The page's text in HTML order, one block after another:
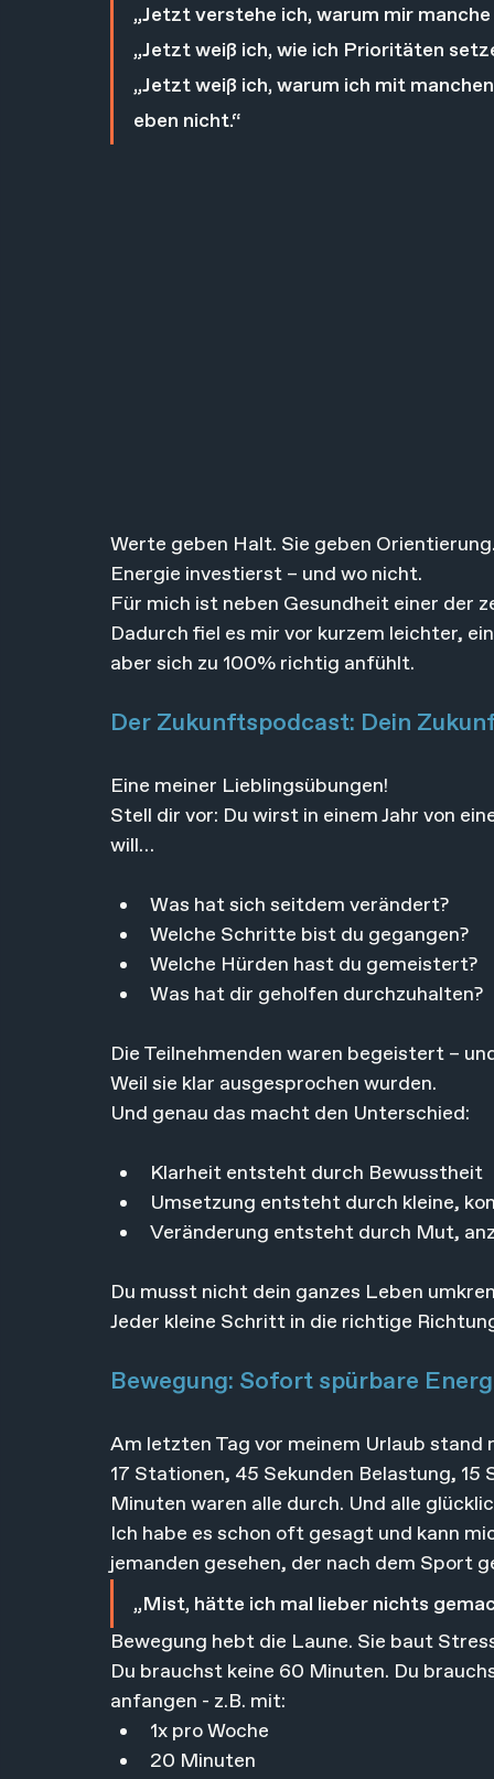
„Jetzt verstehe ich, warum mir
„Jetzt weiß ich, wie ich Prioritäten
„Jetzt weiß ich, warum ich mit
eben nicht.“
Werte geben Halt. Sie geben
Energie investierst – und wo nicht.
Für mich ist neben Gesundheit einer der
Dadurch fiel es mir vor kurzem leichter,
aber sich zu 100% richtig anfühlt.
Der Zukunftspodcast: Dein
Eine meiner Lieblingsübungen!
Stell dir vor: Du wirst in einem Jahr von
will…
Was hat sich seitdem verändert?
Welche Schritte bist du gegangen?
Welche Hürden hast du gemeistert?
Was hat dir geholfen durchzuhalten?
Die Teilnehmenden waren begeistert –
Weil sie klar ausgesprochen wurden.
Und genau das macht den Unterschied:
Klarheit entsteht durch Bewusstheit
Umsetzung entsteht durch kleine,
Veränderung entsteht durch Mut,
Du musst nicht dein ganzes Leben
Jeder kleine Schritt in die richtige
Bewegung: Sofort spürbare
Am letzten Tag vor meinem Urlaub stand
17 Stationen, 45 Sekunden Belastung, 15
Minuten waren alle durch. Und alle
Ich habe es schon oft gesagt und kann
jemanden gesehen, der nach dem Sport
„Mist, hätte ich mal lieber nichts
Bewegung hebt die Laune. Sie baut
Du brauchst keine 60 Minuten. Du
anfangen - z.B. mit:
1x pro Woche
20 Minuten